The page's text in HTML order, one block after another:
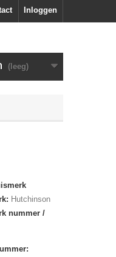
Inloggen
(leeg)
Hutchinson
nummer /